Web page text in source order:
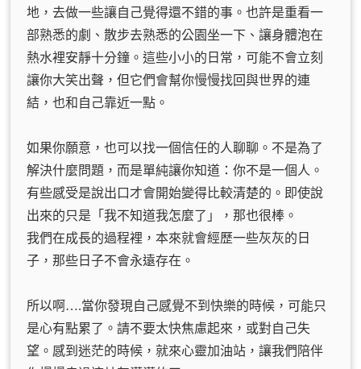
地，去做一些讓自己覺得還不錯的事。也許是重看一
部熟悉的劇、散步去熟悉的公園坐一下、讓身體泡在
熱水裡安靜十分鐘。這些小小的日常，可能不會立刻
讓你大笑出聲，但它們會幫你慢慢找回與世界的連
結，也和自己靠近一點。
如果你願意，也可以找一個信任的人聊聊。不是為了
解決什麼問題，而是單純讓你知道：你不是一個人。
有些感受是說出口才會開始變得比較清楚的。即使說
出來的只是「我不知道我怎麼了」，那也很棒。
我們在成長的過程裡，本來就會經歷一些灰灰的日
子，那些日子不會永遠存在。
所以啊….當你發現自己感覺不到快樂的時候，可能只
是心有點累了。請不要太快焦慮起來，或對自己失
望。感到迷茫的時候，就來心靈加油站，讓我們陪伴